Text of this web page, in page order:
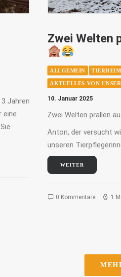
Jahren
eine
Zwei Welten
ALLGEMEIN
AKTUELLES VON
10. Januar 2025
Zwei Welten prallen
Anton, der versucht
unseren
WEITER
0 Kommentare 1